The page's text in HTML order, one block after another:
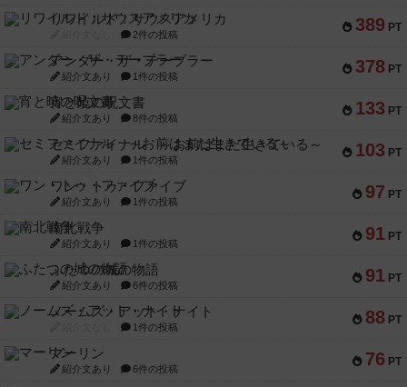
389 PT
リワイルド：サウスアメリカ
2件の投稿
378 PT
アンダー・ザ・テーブラー
紹介文あり 1件の投稿
133 PT
宵と暁の呪文書
紹介文あり 8件の投稿
103 PT
セミファイナル ～お前はまだ生きている～
紹介文あり 1件の投稿
97 PT
ワン・トゥ・ファイブ
紹介文あり 1件の投稿
91 PT
南北戦争
紹介文あり 1件の投稿
91 PT
ふたつの城の物語
紹介文あり 6件の投稿
88 PT
ノームズ・アット・ナイト
1件の投稿
76 PT
マーリン
紹介文あり 6件の投稿